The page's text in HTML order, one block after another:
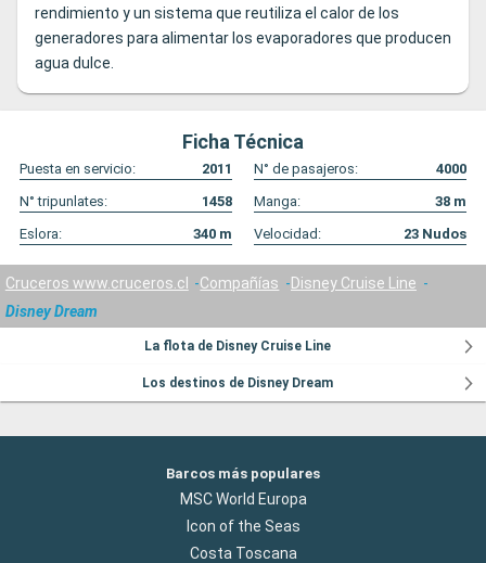
rendimiento y un sistema que reutiliza el calor de los
generadores para alimentar los evaporadores que producen
agua dulce.
Ficha Técnica
Puesta en servicio: 2011 N° de pasajeros:
4000
N° tripunlates:
1458 Manga: 38 m
Eslora:
340 m Velocidad: 23 Nudos
Cruceros www.cruceros.cl Compañías
Disney Cruise Line
Disney Dream
La flota de Disney Cruise Line
Los destinos de Disney Dream
Barcos más populares
MSC World Europa
Icon of the Seas
Costa Toscana